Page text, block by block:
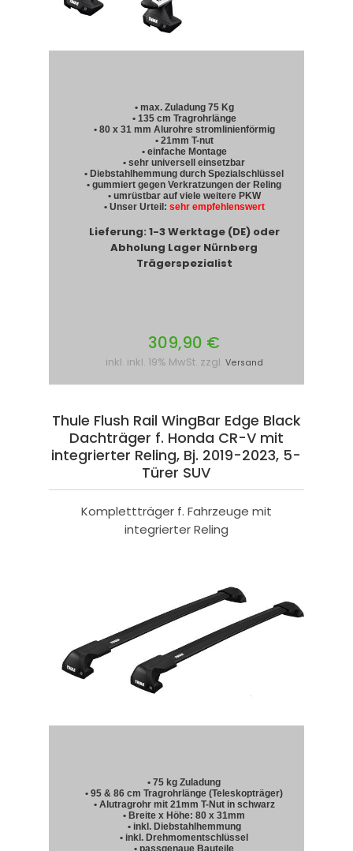
• max. Zuladung 75 Kg
• 135 cm Tragrohrlänge
• 80 x 31 mm Alurohre stromlinienförmig
• 21mm T-nut
• einfache Montage
• sehr universell einsetzbar
• Diebstahlhemmung durch Spezialschlüssel
• gummiert gegen Verkratzungen der Reling
• umrüstbar auf viele weitere PKW
• Unser Urteil: sehr empfehlenswert
Lieferung: 1-3 Werktage (DE) oder
Abholung Lager Nürnberg
Trägerspezialist
309,90 €
inkl. inkl. 19% MwSt. zzgl. Versand
Thule Flush Rail WingBar Edge Black
Dachträger f. Honda CR-V mit
integrierter Reling, Bj. 2019-2023, 5-
Türer SUV
Komplettträger f. Fahrzeuge mit
integrierter Reling
• 75 kg Zuladung
• 95 & 86 cm Tragrohrlänge (Teleskopträger)
• Alutragrohr mit 21mm T-Nut in schwarz
• Breite x Höhe: 80 x 31mm
• inkl. Diebstahlhemmung
• inkl. Drehmomentschlüssel
• passgenaue Bauteile